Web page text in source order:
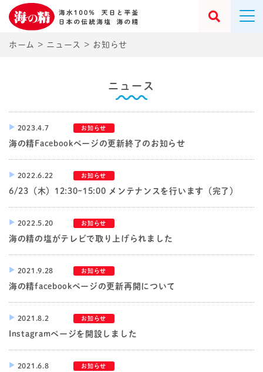
ホーム > ニュース > お知らせ
ニュース
2023.4.7 お知らせ
海の精Facebookページの更新終了のお知らせ
2022.6.22 お知らせ
6/23（木）12:30~15:00 メンテナンスを行います（完了）
2022.5.20 お知らせ
海の精の塩がテレビで取り上げられました
2021.9.28 お知らせ
海の精facebookページの更新再開について
2021.8.2 お知らせ
Instagramページを開設しました
2021.6.8 お知らせ